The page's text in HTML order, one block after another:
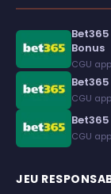
Bonus
CGU
CGU
CGU
JEU